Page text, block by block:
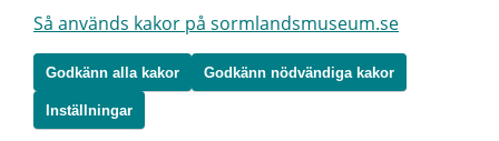
Så används kakor på sormlandsmuseum.se
Godkänn alla kakor Godkänn nödvändiga kakor
Inställningar